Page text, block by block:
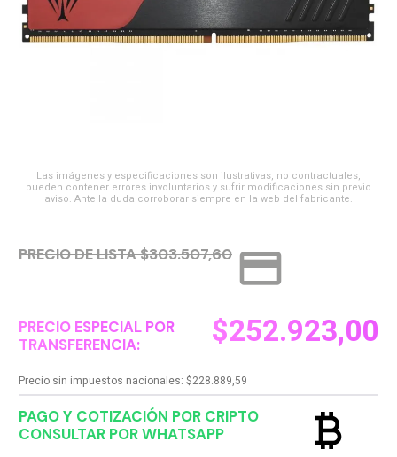
Las imágenes y especificaciones son ilustrativas, no contractuales,
pueden contener errores involuntarios y sufrir modificaciones sin previo
aviso. Ante la duda corroborar siempre en la web del fabricante.
PRECIO DE LISTA $303.507,60 credit_card
PRECIO ESPECIAL POR
TRANSFERENCIA:
$252.923,00
Precio sin impuestos nacionales: $228.889,59
PAGO Y COTIZACIÓN POR CRIPTO
CONSULTAR POR WHATSAPP
currency_bitcoin